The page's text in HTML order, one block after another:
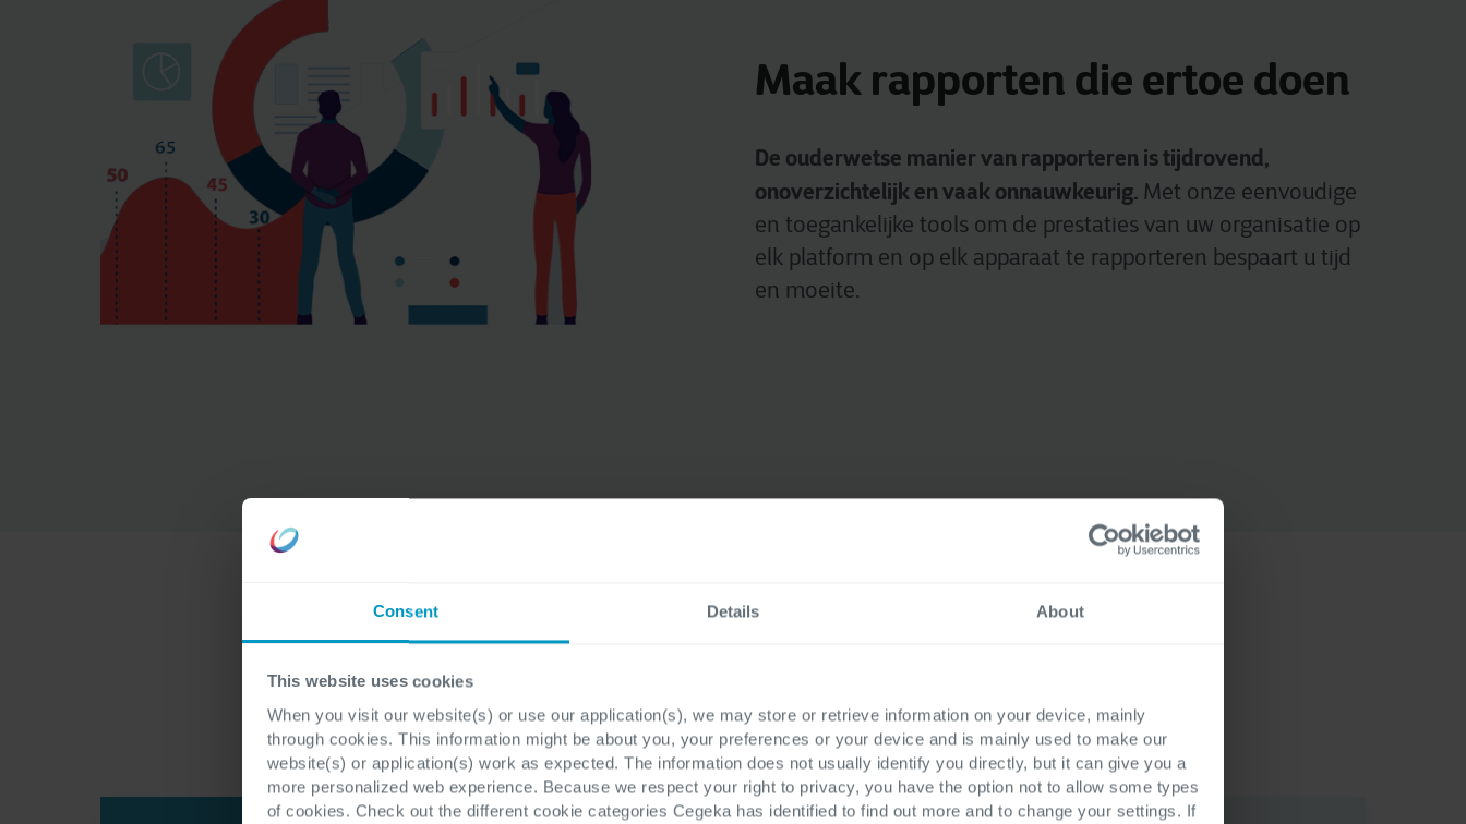
Consent Details About
This website uses cookies
When you visit our website(s) or use our application(s), we may store or retrieve information on your device, mainly
through cookies. This information might be about you, your preferences or your device and is mainly used to make our
website(s) or application(s) work as expected. The information does not usually identify you directly, but it can give you a
more personalized web experience. Because we respect your right to privacy, you have the option not to allow some types
of cookies. Check out the different cookie categories Cegeka has identified to find out more and to change your settings. If
Maak rapporten die ertoe doen
De ouderwetse manier van rapporteren is tijdrovend,
onoverzichtelijk en vaak onnauwkeurig. Met onze eenvoudige
en toegankelijke tools om de prestaties van uw organisatie op
elk platform en op elk apparaat te rapporteren bespaart u tijd
en moeite.
oplossingen